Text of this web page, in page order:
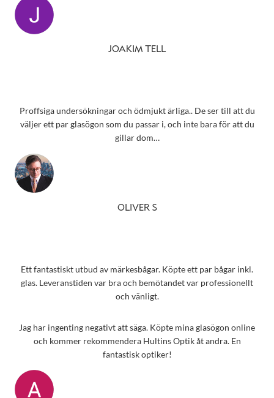
JOAKIM TELL
Proffsiga undersökningar och ödmjukt ärliga.. De ser till att du
väljer ett par glasögon som du passar i, och inte bara för att du
gillar dom…
OLIVER S
Ett fantastiskt utbud av märkesbågar. Köpte ett par bågar inkl.
glas. Leveranstiden var bra och bemötandet var professionellt
och vänligt.
Jag har ingenting negativt att säga. Köpte mina glasögon online
och kommer rekommendera Hultins Optik åt andra. En
fantastisk optiker!